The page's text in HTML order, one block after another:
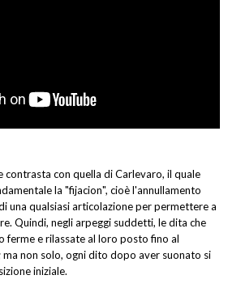
contrasta con quella di Carlevaro, il quale
la "fijacion", cioè l'annullamento
una qualsiasi articolazione per permettere a
Quindi, negli arpeggi suddetti, le dita che
ferme e rilassate al loro posto fino al
non solo, ogni dito dopo aver suonato si
iniziale.